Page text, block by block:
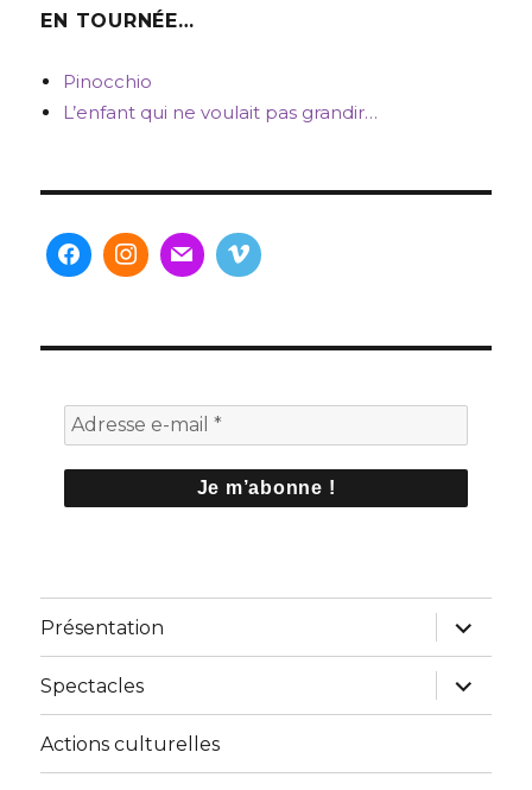
EN TOURNÉE…
Pinocchio
L’enfant qui ne voulait pas grandir…
Présentation
ouvrir
le
sous-
menu
Spectacles
ouvrir
le
sous-
Actions culturelles